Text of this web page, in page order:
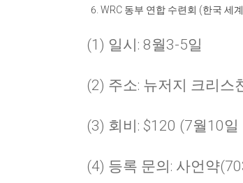
WRC 동부 연합 수련회 (한국 세
(1) 일시: 8월3-5일
(2) 주소: 뉴저지 크리스
(3) 회비: $120 (7월10
(4) 등록 문의: 사언약